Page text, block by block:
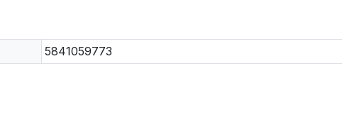
5841059773